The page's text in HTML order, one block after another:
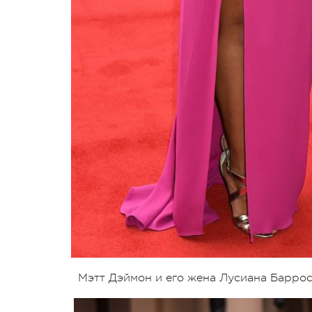
Мэтт Дэймон и его жена Лусиана